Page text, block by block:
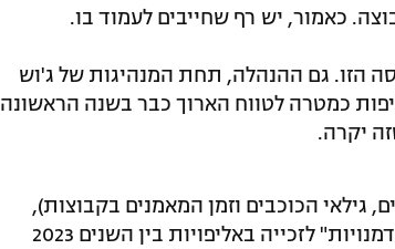
כאמור, יש רף שחייבים לעמוד בו.
הזו. גם ההנהלה, תחת המנהיגות של ג'וש
כמטרה לטווח הארוך כבר בשנה הראשונה
יקרה.
גילאי הכוכבים וזמן המאמנים בקבוצות),
בהנהלת התותחנים "חזו" שיש למועדון "חלון הזדמנויות" לזכייה באליפויות בין השנים 2023